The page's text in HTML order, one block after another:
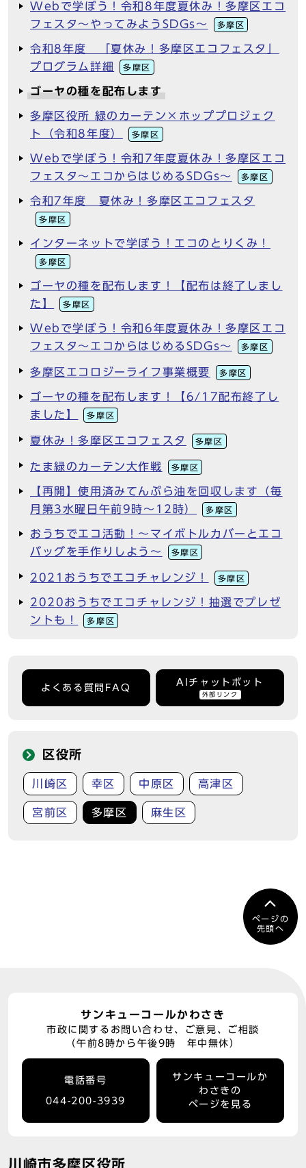
Webで学ぼう！令和8年度夏休み！多摩区エコ
フェスタ～やってみようSDGs～
多摩区
令和8年度 「夏休み！多摩区エコフェスタ」
プログラム詳細
多摩区
ゴーヤの種を配布します
多摩区役所 緑のカーテン×ホッププロジェク
ト（令和8年度）
多摩区
Webで学ぼう！令和7年度夏休み！多摩区エコ
フェスタ～エコからはじめるSDGs～
多摩区
令和7年度 夏休み！多摩区エコフェスタ
多摩区
インターネットで学ぼう！エコのとりくみ！
多摩区
ゴーヤの種を配布します！【配布は終了しまし
た】
多摩区
Webで学ぼう！令和6年度夏休み！多摩区エコ
フェスタ～エコからはじめるSDGs～
多摩区
多摩区エコロジーライフ事業概要 多摩区
ゴーヤの種を配布します！【6/17配布終了し
ました】
多摩区
夏休み！多摩区エコフェスタ 多摩区
たま緑のカーテン大作戦 多摩区
【再開】使用済みてんぷら油を回収します（毎
月第3水曜日午前9時～12時）
多摩区
おうちでエコ活動！～マイボトルカバーとエコ
バッグを手作りしよう～
多摩区
2021おうちでエコチャレンジ！ 多摩区
2020おうちでエコチャレンジ！抽選でプレゼ
ントも！
多摩区
よくある質問FAQ
AIチャットボット
外部リンク
区役所
川崎区 幸区 中原区 高津区
宮前区 多摩区 麻生区
ページの
先頭へ
サンキューコールかわさき
市政に関するお問い合わせ、ご意見、ご相談
（午前8時から午後9時 年中無休）
電話番号
044-200-3939
サンキューコールか
わさきの
ページを見る
川崎市多摩区役所